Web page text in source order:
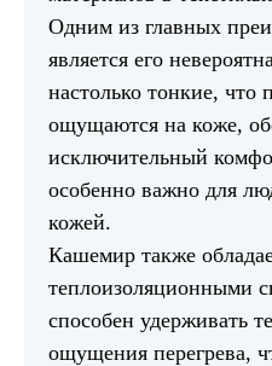
Одним из главных
является его
настолько тонкие, что
ощущаются на коже,
исключительный
особенно важно для
кожей.
Кашемир также
теплоизоляционными
способен удерживать
ощущения перегрева,